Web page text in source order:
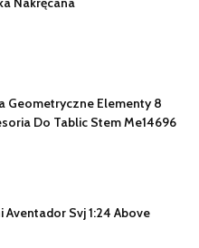
Geometryczne Elementy 8
Do Tablic Stem Me14696
Aventador Svj 1:24 Above